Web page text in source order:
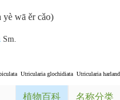
yè wā ěr cǎo)
Sm.
Utricularia glochidiata Utricularia
植物百科 名称分类